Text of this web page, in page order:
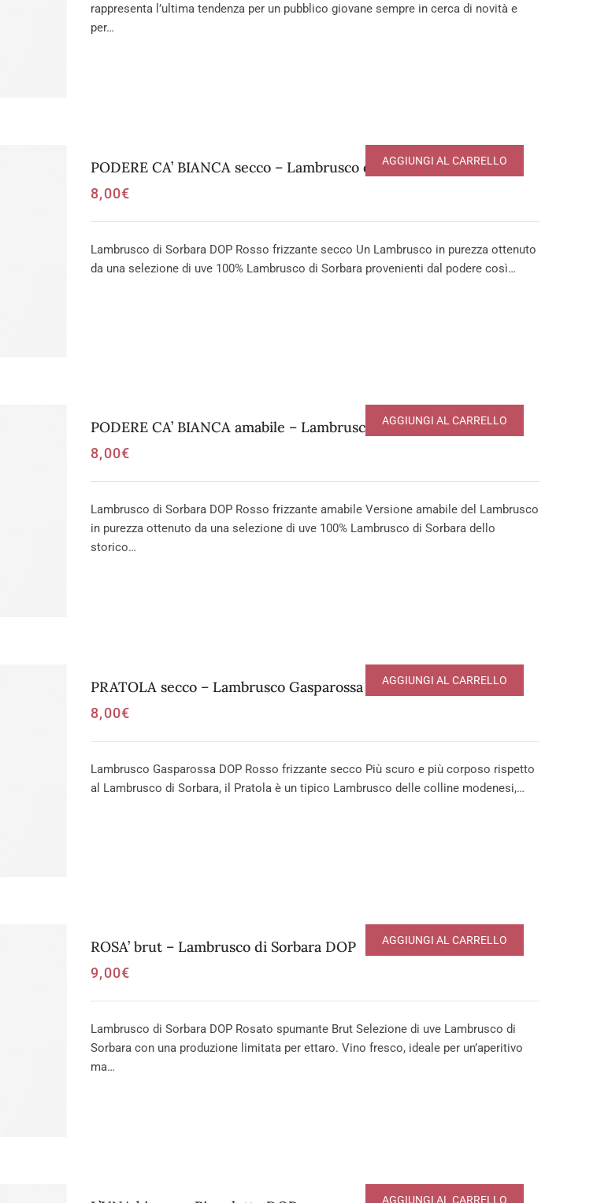
rappresenta l’ultima tendenza per un pubblico giovane sempre in cerca di novità e
per…
PODERE CA’ BIANCA secco – Lambrusco di Sorbara DOP
8,00€
AGGIUNGI AL CARRELLO
Lambrusco di Sorbara DOP Rosso frizzante secco Un Lambrusco in purezza ottenuto
da una selezione di uve 100% Lambrusco di Sorbara provenienti dal podere così…
PODERE CA’ BIANCA amabile – Lambrusco di Sorbara DOP
8,00€
AGGIUNGI AL CARRELLO
Lambrusco di Sorbara DOP Rosso frizzante amabile Versione amabile del Lambrusco
in purezza ottenuto da una selezione di uve 100% Lambrusco di Sorbara dello
storico…
PRATOLA secco – Lambrusco Gasparossa DOP
8,00€
AGGIUNGI AL CARRELLO
Lambrusco Gasparossa DOP Rosso frizzante secco Più scuro e più corposo rispetto
al Lambrusco di Sorbara, il Pratola è un tipico Lambrusco delle colline modenesi,…
ROSA’ brut – Lambrusco di Sorbara DOP
9,00€
AGGIUNGI AL CARRELLO
Lambrusco di Sorbara DOP Rosato spumante Brut Selezione di uve Lambrusco di
Sorbara con una produzione limitata per ettaro. Vino fresco, ideale per un’aperitivo
ma…
AGGIUNGI AL CARRELLO